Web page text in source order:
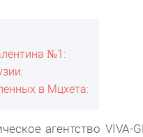
№1:
в Мцхета:
агентство VIVA-